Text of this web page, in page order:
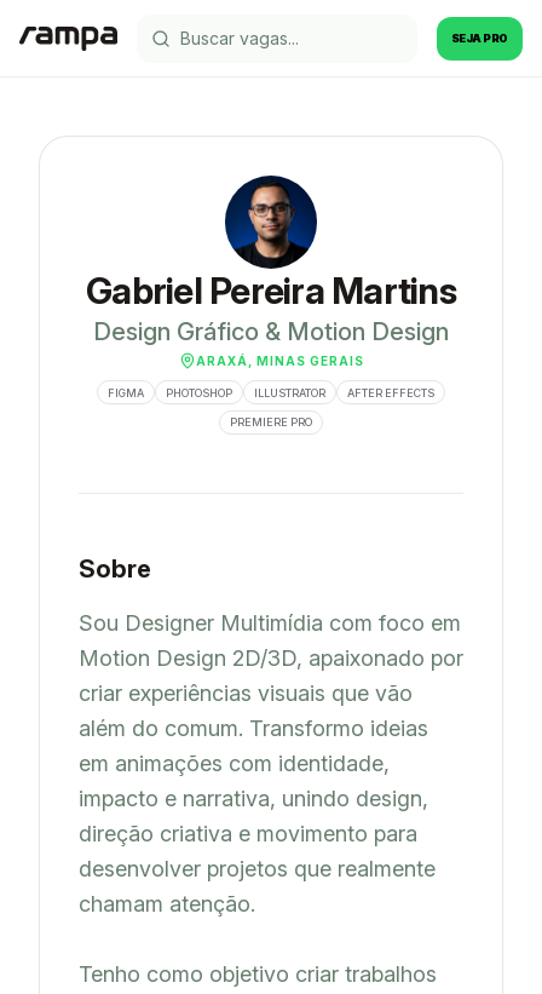
SEJA PRO
Gabriel Pereira Martins
Design Gráfico & Motion Design
ARAXÁ, MINAS GERAIS
FIGMA PHOTOSHOP ILLUSTRATOR AFTER EFFECTS
PREMIERE PRO
Sobre
Sou Designer Multimídia com foco em
Motion Design 2D/3D, apaixonado por
criar experiências visuais que vão
além do comum. Transformo ideias
em animações com identidade,
impacto e narrativa, unindo design,
direção criativa e movimento para
desenvolver projetos que realmente
chamam atenção.
Tenho como objetivo criar trabalhos